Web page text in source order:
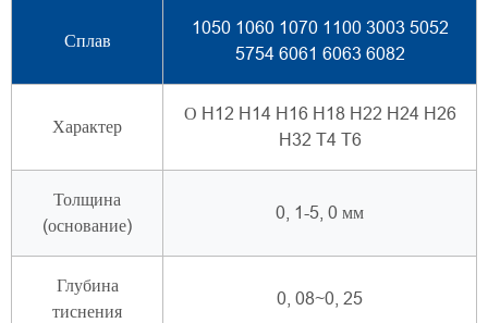
Сплав
1050 1060 1070 1100 3003 5052
5754 6061 6063 6082
Характер
О H12 H14 H16 H18 H22 H24 H26
H32 T4 T6
Толщина
(основание)
0, 1-5, 0 мм
Глубина
тиснения
0, 08~0, 25